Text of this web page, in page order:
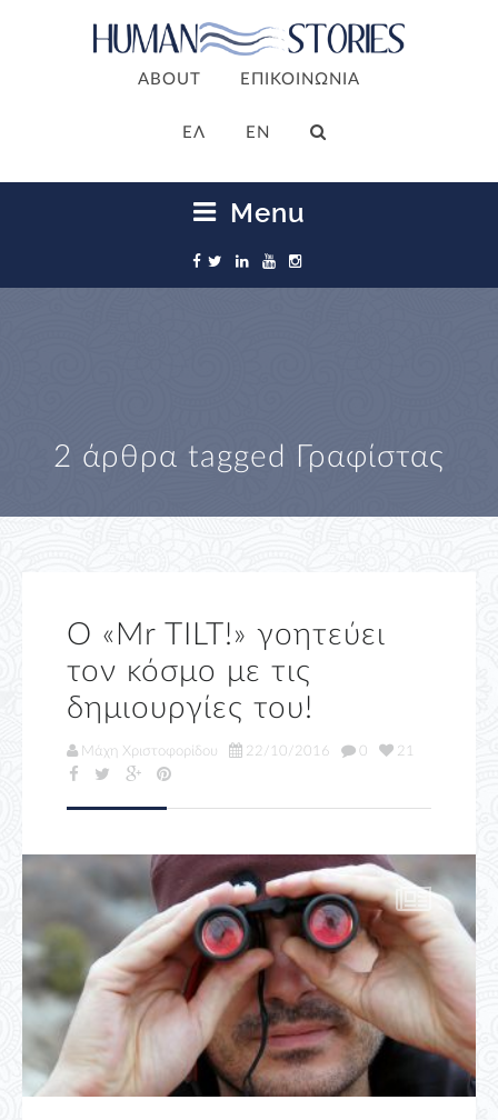
ABOUT ΕΠΙΚΟΙΝΩΝΙΑ
ΕΛ EN
Menu
2 άρθρα tagged Γραφίστας
Ο «Mr TILT!» γοητεύει
τον κόσμο με τις
δημιουργίες του!
Μάχη Χριστοφορίδου 22/10/2016 0 21